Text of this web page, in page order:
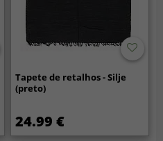
Tapete de retalhos - Silje
(preto)
24.99 €